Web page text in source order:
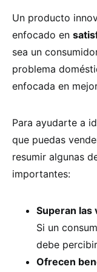
Un producto
enfocado en
sea un
problema
enfocada en
Para ayudarte a
que puedas
resumir algunas
importantes:
Superan las
Si un
debe
Ofrecen